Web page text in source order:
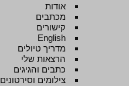
אודות
מכתבים
קישורים
English
מדריך טיולים
הרצאות שלי
כתבים והגיגים
צילומים וסירטונים